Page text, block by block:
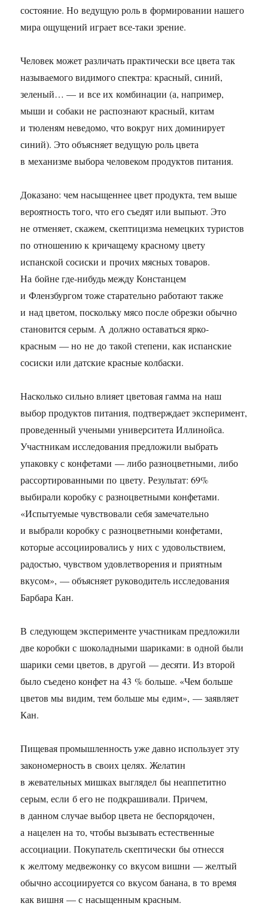
состояние. Но ведущую роль в формировании нашего
мира ощущений играет все-таки зрение.
Человек может различать практически все цвета так
называемого видимого спектра: красный, синий,
зеленый… — и все их комбинации (а, например,
мыши и собаки не распознают красный, китам
и тюленям неведомо, что вокруг них доминирует
синий). Это объясняет ведущую роль цвета
в механизме выбора человеком продуктов питания.
Доказано: чем насыщеннее цвет продукта, тем выше
вероятность того, что его съедят или выпьют. Это
не отменяет, скажем, скептицизма немецких туристов
по отношению к кричащему красному цвету
испанской сосиски и прочих мясных товаров.
На бойне где-нибудь между Констанцем
и Флензбургом тоже старательно работают также
и над цветом, поскольку мясо после обрезки обычно
становится серым. А должно оставаться ярко-
красным — но не до такой степени, как испанские
сосиски или датские красные колбаски.
Насколько сильно влияет цветовая гамма на наш
выбор продуктов питания, подтверждает эксперимент,
проведенный учеными университета Иллинойса.
Участникам исследования предложили выбрать
упаковку с конфетами — либо разноцветными, либо
рассортированными по цвету. Результат: 69%
выбирали коробку с разноцветными конфетами.
«Испытуемые чувствовали себя замечательно
и выбрали коробку с разноцветными конфетами,
которые ассоциировались у них с удовольствием,
радостью, чувством удовлетворения и приятным
вкусом», — объясняет руководитель исследования
Барбара Кан.
В следующем эксперименте участникам предложили
две коробки с шоколадными шариками: в одной были
шарики семи цветов, в другой — десяти. Из второй
было съедено конфет на 43 % больше. «Чем больше
цветов мы видим, тем больше мы едим», — заявляет
Кан.
Пищевая промышленность уже давно использует эту
закономерность в своих целях. Желатин
в жевательных мишках выглядел бы неаппетитно
серым, если б его не подкрашивали. Причем,
в данном случае выбор цвета не беспорядочен,
а нацелен на то, чтобы вызывать естественные
ассоциации. Покупатель скептически бы отнесся
к желтому медвежонку со вкусом вишни — желтый
обычно ассоциируется со вкусом банана, в то время
как вишня — с насыщенным красным.